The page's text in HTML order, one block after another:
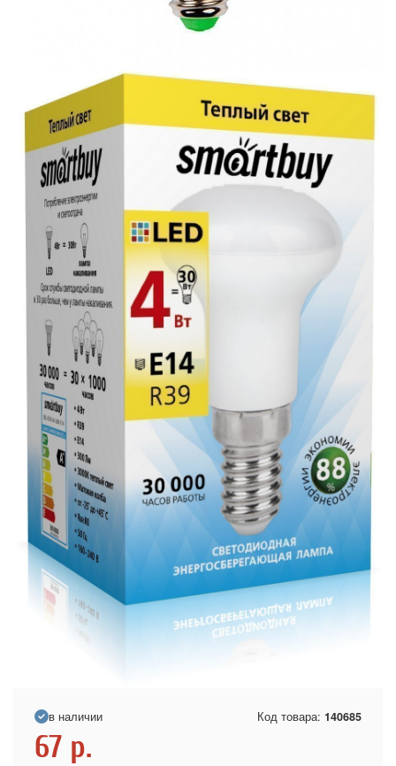
в наличии Код товара: 140685
67 р.